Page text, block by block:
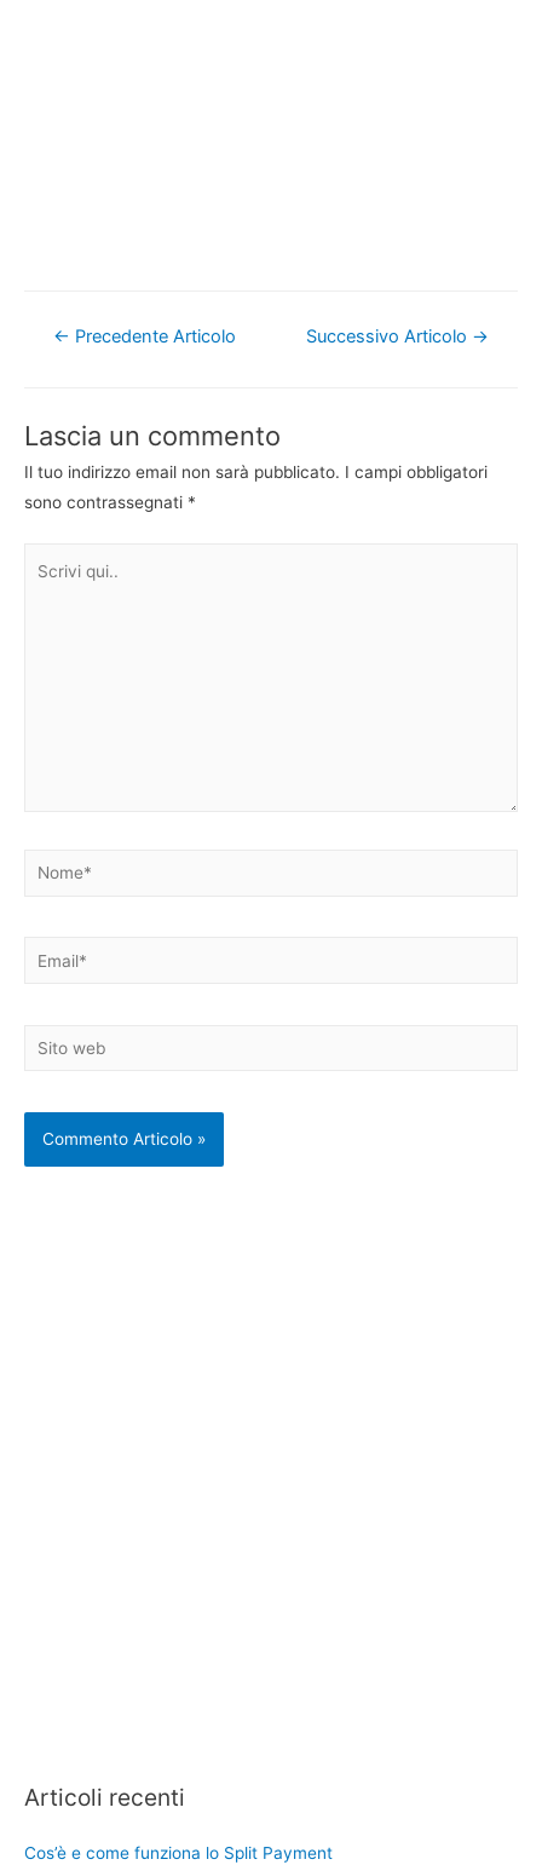
Navigazione
← Precedente Articolo Successivo Articolo →
Lascia un commento
Il tuo indirizzo email non sarà pubblicato. I campi obbligatori
sono contrassegnati *
Nome*
Email*
Sito
Articoli recenti
Cos’è e come funziona lo Split Payment